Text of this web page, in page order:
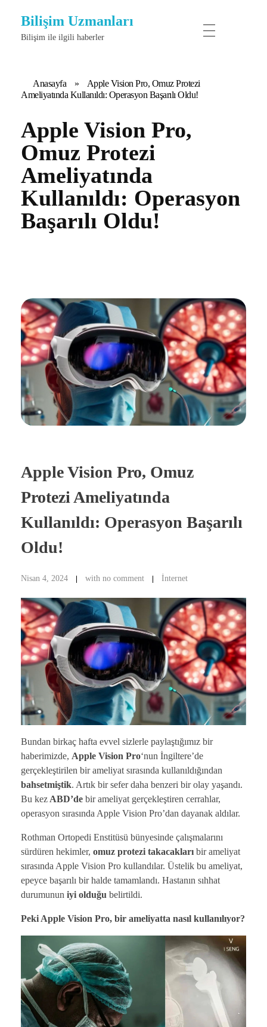
Bilişim Uzmanları
Bilişim ile ilgili haberler
Anasayfa »
Apple Vision Pro, Omuz Protezi
Ameliyatında Kullanıldı: Operasyon Başarılı Oldu!
Apple Vision Pro,
Omuz Protezi
Ameliyatında
Kullanıldı: Operasyon
Başarılı Oldu!
Apple Vision Pro, Omuz
Protezi Ameliyatında
Kullanıldı: Operasyon Başarılı
Oldu!
Nisan 4, 2024 with no comment İnternet
Bundan birkaç hafta evvel sizlerle paylaştığımız bir
haberimizde, Apple Vision Pro‘nun İngiltere’de
gerçekleştirilen bir ameliyat sırasında kullanıldığından
bahsetmiştik. Artık bir sefer daha benzeri bir olay yaşandı.
Bu kez ABD’de bir ameliyat gerçekleştiren cerrahlar,
operasyon sırasında Apple Vision Pro’dan dayanak aldılar.
Rothman Ortopedi Enstitüsü bünyesinde çalışmalarını
sürdüren hekimler, omuz protezi takacakları bir ameliyat
sırasında Apple Vision Pro kullandılar. Üstelik bu ameliyat,
epeyce başarılı bir halde tamamlandı. Hastanın sıhhat
durumunun iyi olduğu belirtildi.
Peki Apple Vision Pro, bir ameliyatta nasıl kullanılıyor?